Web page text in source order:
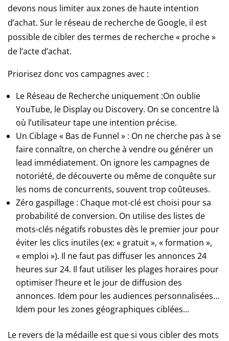
pièges
Il
y
a
un
de
jackpot
progressif
dans
cette
machine
sous
qui
peut
offrir
d'énormes
prix
en
argent.
En
outre,
ici
devons nous limiter aux zones de haute intention
d’achat. Sur le réseau de recherche de Google, il est
possible de cibler des termes de recherche « proche »
de l’acte d’achat.
Priorisez donc vos campagnes avec :
Le Réseau de Recherche uniquement :On oublie
YouTube, le Display ou Discovery. On se concentre là
où l’utilisateur tape une intention précise.
Un Ciblage « Bas de Funnel » : On ne cherche pas à se
faire connaître, on cherche à vendre ou générer un
lead immédiatement. On ignore les campagnes de
notoriété, de découverte ou même de conquête sur
les noms de concurrents, souvent trop coûteuses.
Zéro gaspillage : Chaque mot-clé est choisi pour sa
probabilité de conversion. On utilise des listes de
mots-clés négatifs robustes dès le premier jour pour
éviter les clics inutiles (ex: « gratuit », « formation »,
« emploi »). Il ne faut pas diffuser les annonces 24
heures sur 24. Il faut utiliser les plages horaires pour
optimiser l’heure et le jour de diffusion des
annonces. Idem pour les audiences personnalisées…
Idem pour les zones géographiques ciblées…
Le revers de la médaille est que si vous cibler des mots